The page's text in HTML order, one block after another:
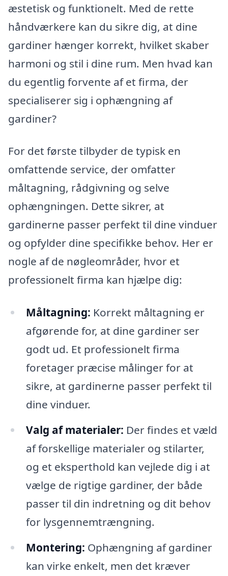
æstetisk og funktionelt. Med de rette
håndværkere kan du sikre dig, at dine
gardiner hænger korrekt, hvilket skaber
harmoni og stil i dine rum. Men hvad kan
du egentlig forvente af et firma, der
specialiserer sig i ophængning af
gardiner?
For det første tilbyder de typisk en
omfattende service, der omfatter
måltagning, rådgivning og selve
ophængningen. Dette sikrer, at
gardinerne passer perfekt til dine vinduer
og opfylder dine specifikke behov. Her er
nogle af de nøgleområder, hvor et
professionelt firma kan hjælpe dig:
Måltagning: Korrekt måltagning er
afgørende for, at dine gardiner ser
godt ud. Et professionelt firma
foretager præcise målinger for at
sikre, at gardinerne passer perfekt til
dine vinduer.
Valg af materialer: Der findes et væld
af forskellige materialer og stilarter,
og et eksperthold kan vejlede dig i at
vælge de rigtige gardiner, der både
passer til din indretning og dit behov
for lysgennemtrængning.
Montering: Ophængning af gardiner
kan virke enkelt, men det kræver